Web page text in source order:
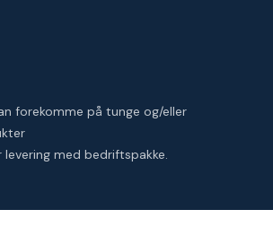
forekomme på tunge og/eller
med bedriftspakke.